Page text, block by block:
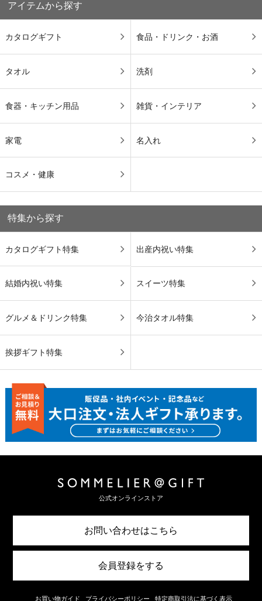
アイテムから探す
カタログギフト 食品・ドリンク・お酒
タオル 洗剤
食器・キッチン用品 雑貨・インテリア
家電 名入れ
コスメ・健康
特集から探す
カタログギフト特集 出産内祝い特集
結婚内祝い特集 スイーツ特集
グルメ＆ドリンク特集 今治タオル特集
挨拶ギフト特集
公式オンラインストア
お問い合わせはこちら
会員登録をする
お買い物ガイド プライバシーポリシー 特定商取引法に基づく表示